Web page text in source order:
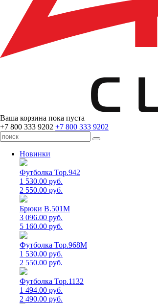
Ваша корзина пока пуста
+7 800 333 9202 +7 800 333 9202
Новинки
Футболка Top.942
1 530.00 руб.
2 550.00 руб.
Брюки B.501M
3 096.00 руб.
5 160.00 руб.
Футболка Top.968M
1 530.00 руб.
2 550.00 руб.
Футболка Top.1132
1 494.00 руб.
2 490.00 руб.